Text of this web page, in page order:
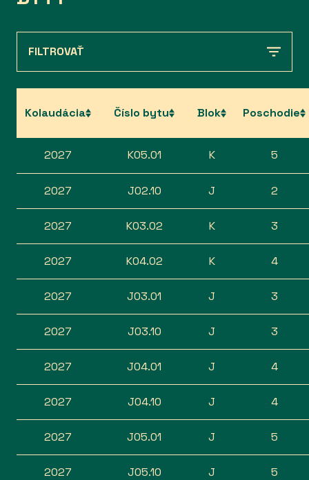
FILTROVAŤ
Kolaudácia Číslo bytu Blok Poschodie
2027 K05.01 K 5
2027 J02.10 J 2
2027 K03.02 K 3
2027 K04.02 K 4
2027 J03.01 J 3
2027 J03.10 J 3
2027 J04.01 J 4
2027 J04.10 J 4
2027 J05.01 J 5
2027 J05.10 J 5